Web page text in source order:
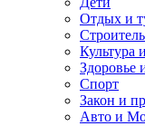
Отдых и
Культура
Здоровье
Спорт
Закон и
Авто и